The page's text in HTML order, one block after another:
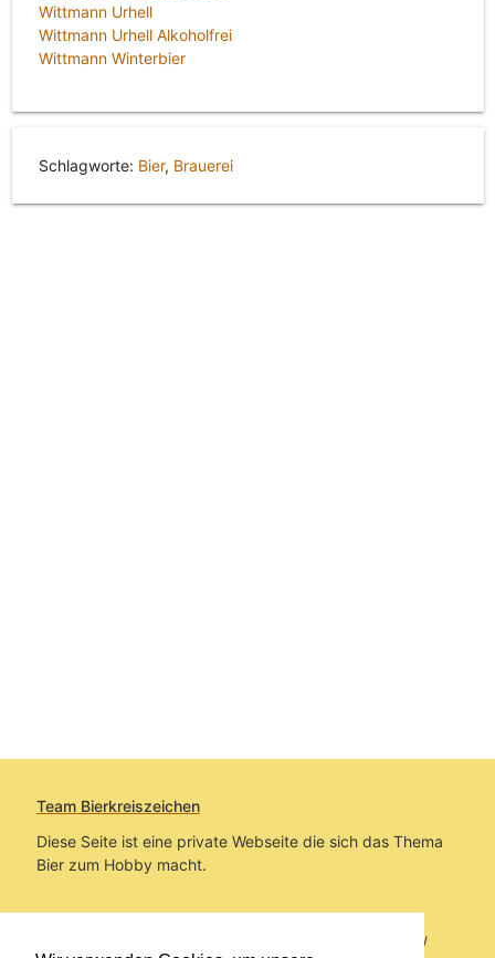
Wittmann Urhell
Wittmann Urhell Alkoholfrei
Wittmann Winterbier
Schlagworte: Bier, Brauerei
Team Bierkreiszeichen
Diese Seite ist eine private Webseite die sich das Thema
Bier zum Hobby macht.
Sie befinden sich auf https://www.bierkreiszeichen.at/